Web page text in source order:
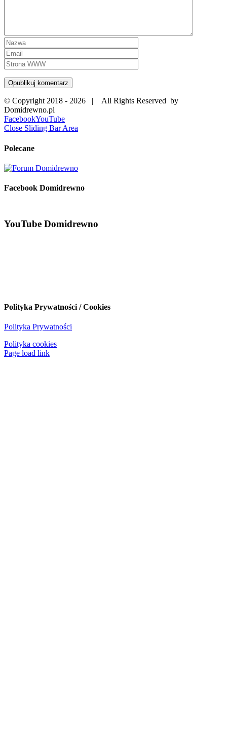
© Copyright 2018 - 2026 | All Rights Reserved by
Domidrewno.pl
FacebookYouTube
Close Sliding Bar Area
Polecane
Facebook Domidrewno
YouTube Domidrewno
Polityka Prywatności / Cookies
Polityka Prywatności
Polityka cookies
Page load link